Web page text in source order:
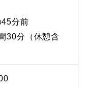
分前
30分（休憩含